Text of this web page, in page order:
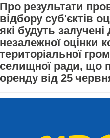
Про результати
відбору суб'єктів
які будуть
незалежної оцінки
територіальної
селищної ради, що
оренду від 25